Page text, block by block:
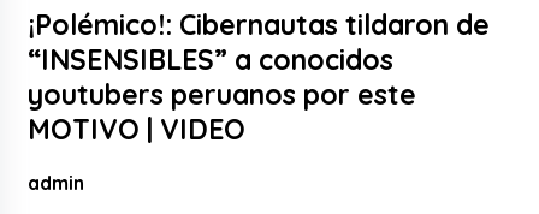
¡Polémico!: Cibernautas tildaron de
“INSENSIBLES” a conocidos
youtubers peruanos por este
MOTIVO | VIDEO
admin